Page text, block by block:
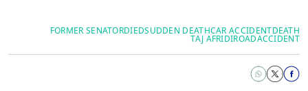
DEATH
CAR ACCIDENT
SUDDEN DEATH
DIED
FORMER SENATOR
ROADACCIDENT
TAJ AFRIDI